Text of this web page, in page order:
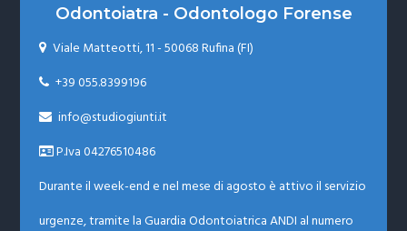
Odontoiatra - Odontologo Forense
Viale Matteotti, 11 - 50068 Rufina (FI)
+39 055.8399196
info@studiogiunti.it
P.Iva 04276510486
Durante il week-end e nel mese di agosto è attivo il servizio
urgenze, tramite la Guardia Odontoiatrica ANDI al numero